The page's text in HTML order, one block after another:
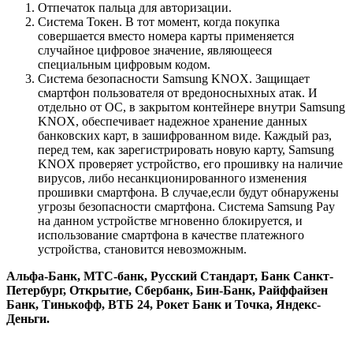
Отпечаток пальца для авторизации.
Система Токен. В тот момент, когда покупка
совершается вместо номера карты применяется
случайное цифровое значение, являющееся
специальным цифровым кодом.
Система безопасности Samsung KNOX. Защищает
смартфон пользователя от вредоносныхных атак. И
отдельно от ОС, в закрытом контейнере внутри Samsung
KNOX, обеспечивает надежное хранение данных
банковских карт, в зашифрованном виде. Каждый раз,
перед тем, как зарегистрировать новую карту, Samsung
KNOX проверяет устройство, его прошивку на наличие
вирусов, либо несанкционированного изменения
прошивки смартфона. В случае,если будут обнаружены
угрозы безопасности смартфона. Система Samsung Pay
на данном устройстве мгновенно блокируется, и
использование смартфона в качестве платежного
устройства, становится невозможным.
Альфа-Банк, МТС-банк, Русский Стандарт, Банк Санкт-
Петербург, Открытие, Сбербанк, Бин-Банк, Райффайзен
Банк, Тинькофф, ВТБ 24, Рокет Банк и Точка, Яндекс-
Деньги.